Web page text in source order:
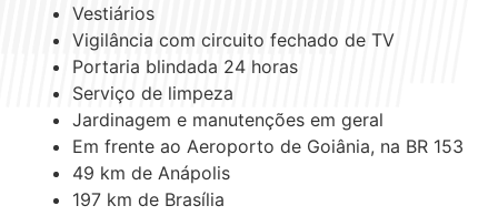
Vestiários
Vigilância com circuito fechado de TV
Portaria blindada 24 horas
Serviço de limpeza
Jardinagem e manutenções em geral
Em frente ao Aeroporto de Goiânia, na BR 153
49 km de Anápolis
197 km de Brasília